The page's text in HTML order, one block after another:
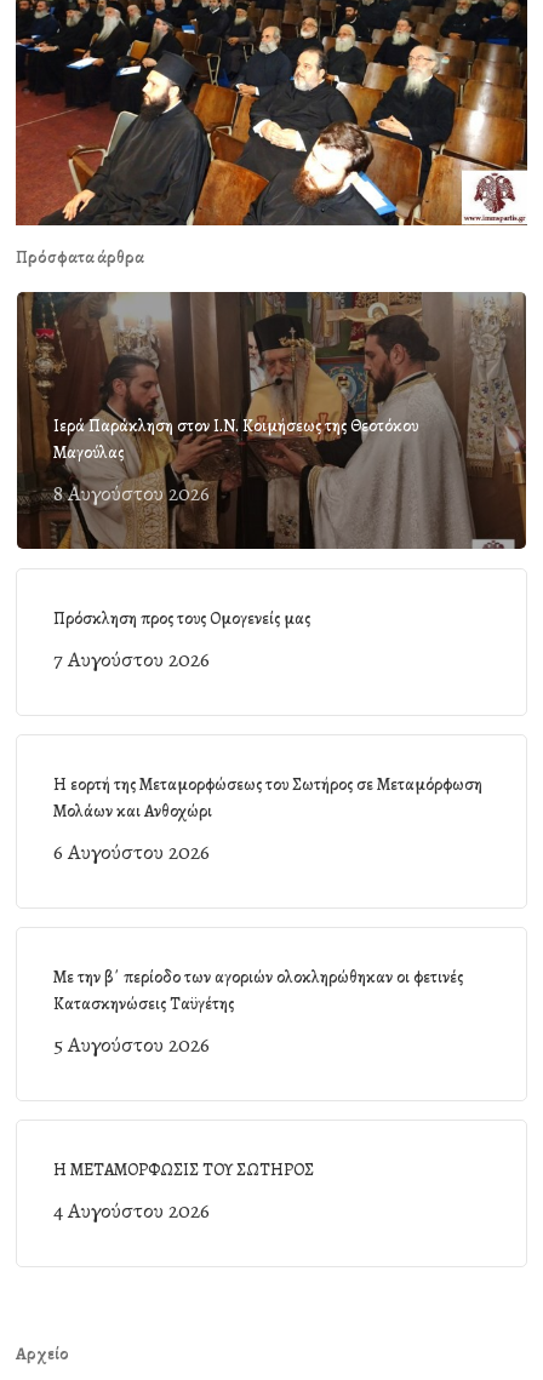
Πρόσφατα άρθρα
Ιερά Παράκληση στον Ι.Ν. Κοιμήσεως της Θεοτόκου
Μαγούλας
8 Αυγούστου 2026
Πρόσκληση προς τους Ομογενείς μας
7 Αυγούστου 2026
Η εορτή της Μεταμορφώσεως του Σωτήρος σε Μεταμόρφωση
Μολάων και Ανθοχώρι
6 Αυγούστου 2026
Με την β΄ περίοδο των αγοριών ολοκληρώθηκαν οι φετινές
Κατασκηνώσεις Ταϋγέτης
5 Αυγούστου 2026
Η ΜΕΤΑΜΟΡΦΩΣΙΣ ΤΟΥ ΣΩΤΗΡΟΣ
4 Αυγούστου 2026
Αρχείο